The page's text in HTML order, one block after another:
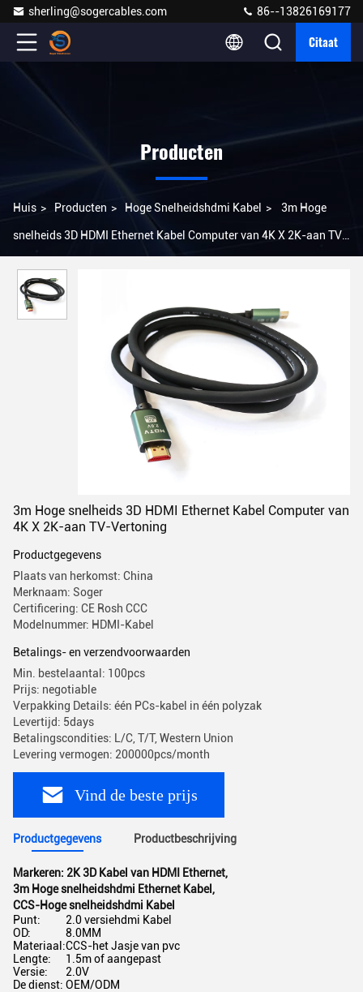
sherling@sogercables.com 86--13826169177
Citaat
Producten
Huis > Producten > Hoge Snelheidshdmi Kabel > 3m Hoge
snelheids 3D HDMI Ethernet Kabel Computer van 4K X 2K-aan TV-
3m Hoge snelheids 3D HDMI Ethernet Kabel Computer van
4K X 2K-aan TV-Vertoning
Productgegevens
Plaats van herkomst: China
Merknaam: Soger
Certificering: CE Rosh CCC
Modelnummer: HDMI-Kabel
Betalings- en verzendvoorwaarden
Min. bestelaantal: 100pcs
Prijs: negotiable
Verpakking Details: één PCs-kabel in één polyzak
Levertijd: 5days
Betalingscondities: L/C, T/T, Western Union
Levering vermogen: 200000pcs/month
Vind de beste prijs
Productgegevens Productbeschrijving
Markeren: 2K 3D Kabel van HDMI Ethernet,
3m Hoge snelheidshdmi Ethernet Kabel,
CCS-Hoge snelheidshdmi Kabel
Punt:
2.0 versiehdmi Kabel
OD:
8.0MM
Materiaal:CCS-het Jasje van pvc
Lengte:
1.5m of aangepast
Versie:
2.0V
De dienst: OEM/ODM